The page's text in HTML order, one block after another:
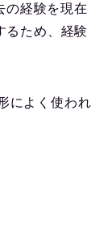
の経験を現在
るため、経験
によく使われ